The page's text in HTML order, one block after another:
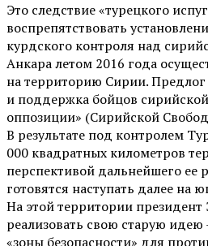
Это следствие «турецкого
воспрепятствовать
курдского контроля над
Анкара летом 2016 года
на территорию Сирии.
и поддержка бойцов
оппозиции» (Сирийской
В результате под контролем
000 квадратных километров
перспективой дальнейшего ее
готовятся наступать далее на
На этой территории президент
реализовать свою старую
«зоны безопасности» для